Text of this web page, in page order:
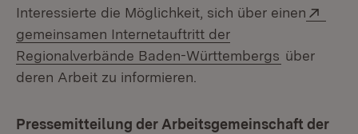
Interessierte die Möglichkeit, sich über einen
gemeinsamen Internetauftritt der
Regionalverbände Baden-Württembergs (Öffnet in
über
deren Arbeit zu informieren.
Pressemitteilung der Arbeitsgemeinschaft der